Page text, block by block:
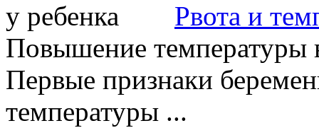
Рвота и
Повышение температуры
Первые признаки
температуры ...